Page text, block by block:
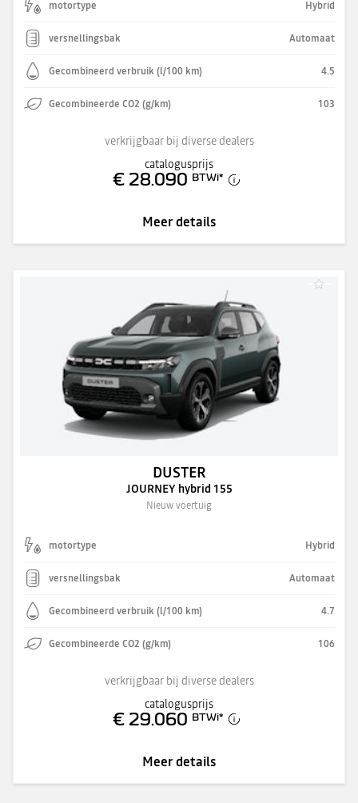
motortype Hybrid
versnellingsbak Automaat
Gecombineerd verbruik (l/100 km) 4.5
Gecombineerde CO2 (g/km) 103
verkrijgbaar bij diverse dealers
catalogusprijs
€ 28.090 BTWi*
Meer details
DUSTER
JOURNEY hybrid 155
Nieuw voertuig
motortype Hybrid
versnellingsbak Automaat
Gecombineerd verbruik (l/100 km) 4.7
Gecombineerde CO2 (g/km) 106
verkrijgbaar bij diverse dealers
catalogusprijs
€ 29.060 BTWi*
Meer details